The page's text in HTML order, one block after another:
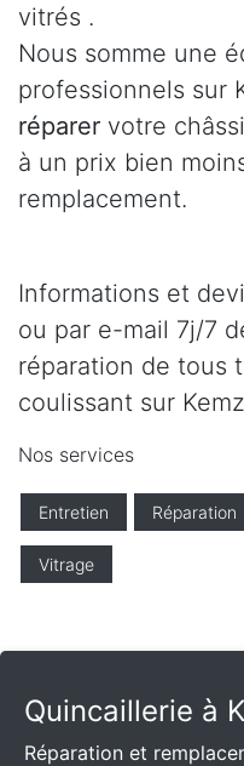
vitrés .
Nous somme une
professionnels sur
réparer votre
à un prix bien
remplacement.
Informations et
ou par e-mail 7j/7
réparation de tous
coulissant sur
Nos services
Entretien Réparation
Vitrage
Quincaillerie à
Réparation et